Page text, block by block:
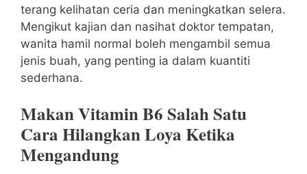
terang kelihatan ceria dan meningkatkan selera.
Mengikut kajian dan nasihat doktor tempatan,
wanita hamil normal boleh mengambil semua
jenis buah, yang penting ia dalam kuantiti
sederhana.
Makan Vitamin B6 Salah Satu
Cara Hilangkan Loya Ketika
Mengandung